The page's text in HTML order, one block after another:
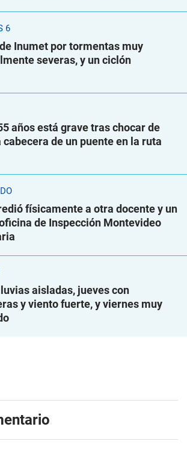
6
Inumet por tormentas muy
severas, y un ciclón
años está grave tras chocar de
de un puente en la ruta
físicamente a otra docente y un
de Inspección Montevideo
aisladas, jueves con
y viento fuerte, y viernes muy